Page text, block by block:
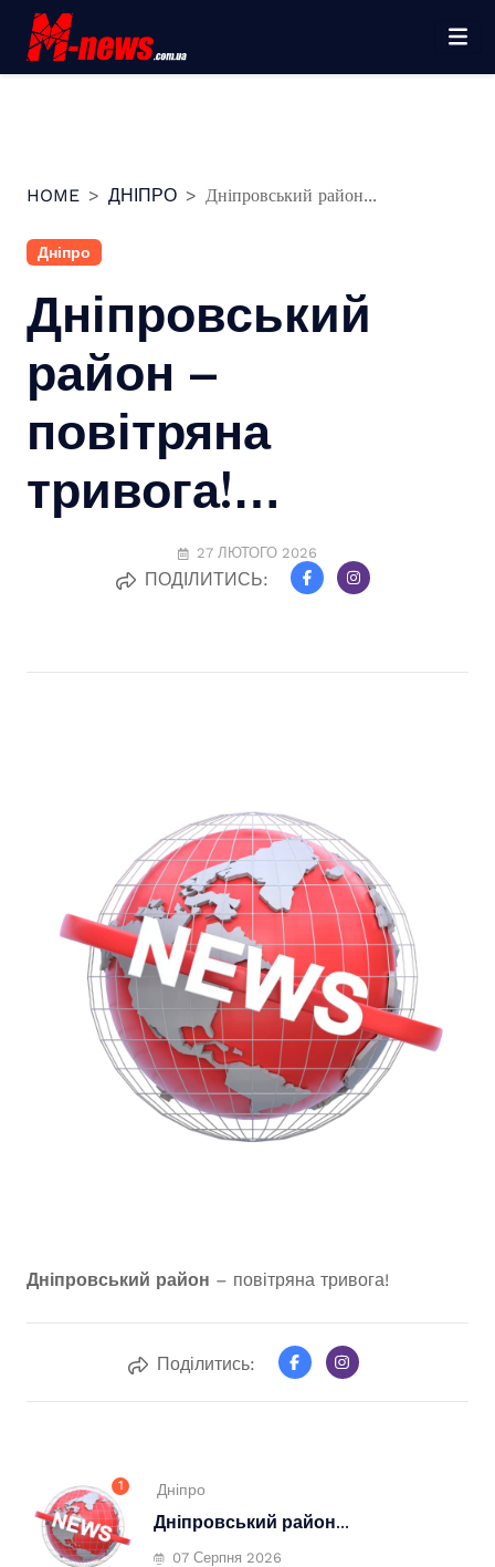
Перейти
вмісту
HOME ДНІПРО Дніпровський район...
Дніпро
Дніпровський
район –
повітряна
тривога!…
27 ЛЮТОГО 2026
ПОДІЛИТИСЬ:
Дніпровський район – повітряна тривога!
Поділитись:
1 Дніпро
Дніпровський район...
07 Серпня 2026